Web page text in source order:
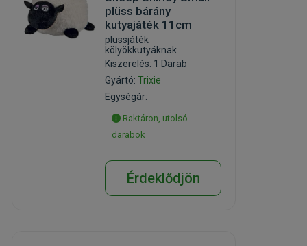
plüss bárány
kutyajáték 11cm
plüssjáték
kölyökkutyáknak
Kiszerelés: 1 Darab
Gyártó:Trixie
Egységár:
Raktáron, utolsó
darabok
Érdeklődjön